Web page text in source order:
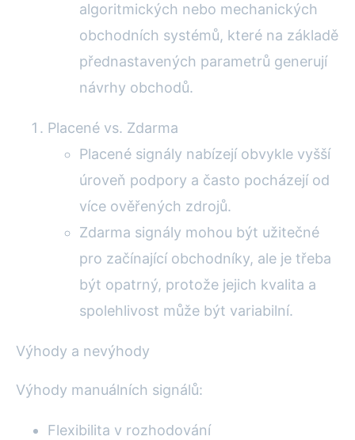
algoritmických nebo mechanických
obchodních systémů, které na základě
přednastavených parametrů generují
návrhy obchodů.
Placené vs. Zdarma
Placené signály nabízejí obvykle vyšší
úroveň podpory a často pocházejí od
více ověřených zdrojů.
Zdarma signály mohou být užitečné
pro začínající obchodníky, ale je třeba
být opatrný, protože jejich kvalita a
spolehlivost může být variabilní.
Výhody a nevýhody
Výhody manuálních signálů:
Flexibilita v rozhodování